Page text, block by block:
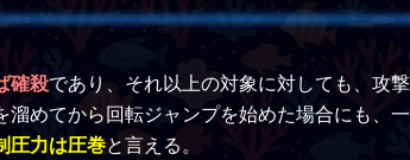
確殺であり、それ以上の対象に対しても、攻
めてから回転ジャンプを始めた場合にも、
圧力は圧巻と言える。